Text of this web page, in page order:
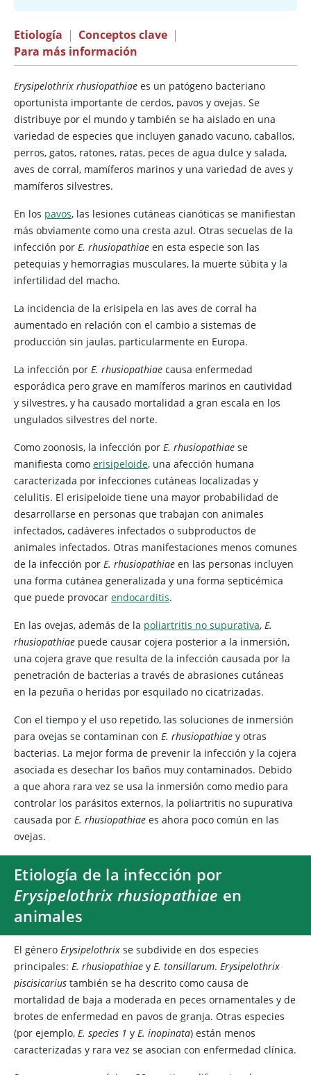
Etiología | Conceptos clave |
Para más información
Erysipelothrix rhusiopathiae es un patógeno bacteriano
oportunista importante de cerdos, pavos y ovejas. Se
distribuye por el mundo y también se ha aislado en una
variedad de especies que incluyen ganado vacuno, caballos,
perros, gatos, ratones, ratas, peces de agua dulce y salada,
aves de corral, mamíferos marinos y una variedad de aves y
mamíferos silvestres.
En los pavos, las lesiones cutáneas cianóticas se manifiestan
más obviamente como una cresta azul. Otras secuelas de la
infección por E. rhusiopathiae en esta especie son las
petequias y hemorragias musculares, la muerte súbita y la
infertilidad del macho.
La incidencia de la erisipela en las aves de corral ha
aumentado en relación con el cambio a sistemas de
producción sin jaulas, particularmente en Europa.
La infección por E. rhusiopathiae causa enfermedad
esporádica pero grave en mamíferos marinos en cautividad
y silvestres, y ha causado mortalidad a gran escala en los
ungulados silvestres del norte.
Como zoonosis, la infección por E. rhusiopathiae se
manifiesta como erisipeloide, una afección humana
caracterizada por infecciones cutáneas localizadas y
celulitis. El erisipeloide tiene una mayor probabilidad de
desarrollarse en personas que trabajan con animales
infectados, cadáveres infectados o subproductos de
animales infectados. Otras manifestaciones menos comunes
de la infección por E. rhusiopathiae en las personas incluyen
una forma cutánea generalizada y una forma septicémica
que puede provocar endocarditis.
En las ovejas, además de la poliartritis no supurativa, E.
rhusiopathiae puede causar cojera posterior a la inmersión,
una cojera grave que resulta de la infección causada por la
penetración de bacterias a través de abrasiones cutáneas
en la pezuña o heridas por esquilado no cicatrizadas.
Con el tiempo y el uso repetido, las soluciones de inmersión
para ovejas se contaminan con E. rhusiopathiae y otras
bacterias. La mejor forma de prevenir la infección y la cojera
asociada es desechar los baños muy contaminados. Debido
a que ahora rara vez se usa la inmersión como medio para
controlar los parásitos externos, la poliartritis no supurativa
causada por E. rhusiopathiae es ahora poco común en las
ovejas.
Etiología de la infección por
Erysipelothrix rhusiopathiae en
animales
El género Erysipelothrix se subdivide en dos especies
principales: E. rhusiopathiae y E. tonsillarum. Erysipelothrix
piscisicarius también se ha descrito como causa de
mortalidad de baja a moderada en peces ornamentales y de
brotes de enfermedad en pavos de granja. Otras especies
(por ejemplo, E. species 1 y E. inopinata) están menos
caracterizadas y rara vez se asocian con enfermedad clínica.